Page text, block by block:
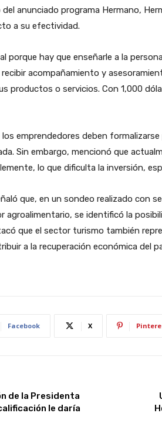
anunciado programa Hermano,
a su efectividad.
porque hay que enseñarle a la
acompañamiento y
productos o servicios. Con 1,000
emprendedores deben
Sin embargo, mencionó que
lo que dificulta la inversión,
que, en un sondeo realizado con
agroalimentario, se identificó la
que el sector turismo también
a la recuperación económica del
Facebook X
de la Presidenta
le daría